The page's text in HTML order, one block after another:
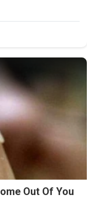
Out Of You